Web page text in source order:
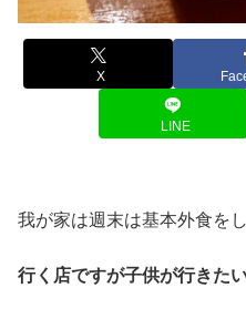
X
LINE
我が家は週末は基本外食を
行く店ですが子供が行きた